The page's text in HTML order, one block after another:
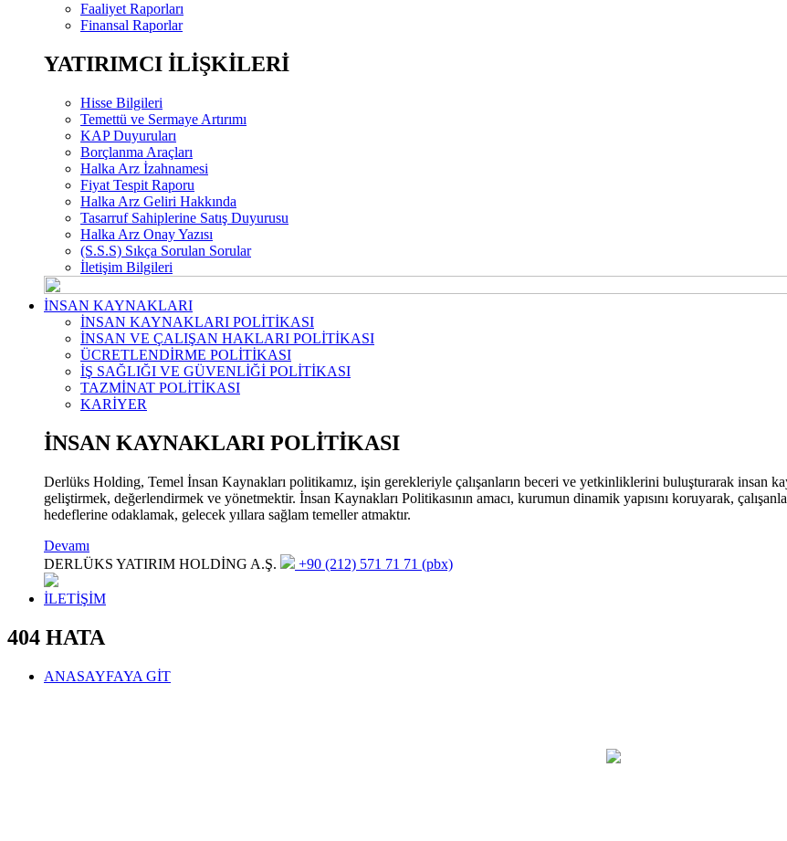
Faaliyet Raporları
Finansal Raporlar
YATIRIMCI İLİŞKİLERİ
Hisse Bilgileri
Temettü ve Sermaye Artırımı
KAP Duyuruları
Borçlanma Araçları
Halka Arz İzahnamesi
Fiyat Tespit Raporu
Halka Arz Geliri Hakkında
Tasarruf Sahiplerine Satış Duyurusu
Halka Arz Onay Yazısı
(S.S.S) Sıkça Sorulan Sorular
İletişim Bilgileri
İNSAN KAYNAKLARI
İNSAN KAYNAKLARI POLİTİKASI
İNSAN VE ÇALIŞAN HAKLARI POLİTİKASI
ÜCRETLENDİRME POLİTİKASI
İŞ SAĞLIĞI VE GÜVENLİĞİ POLİTİKASI
TAZMİNAT POLİTİKASI
KARİYER
İNSAN KAYNAKLARI POLİTİKASI
Derlüks Holding, Temel İnsan Kaynakları politikamız, işin gerekleriyle çalışanların beceri ve yetkinliklerini buluşturarak insan
geliştirmek, değerlendirmek ve yönetmektir. İnsan Kaynakları Politikasının amacı, kurumun dinamik yapısını koruyarak,
hedeflerine odaklamak, gelecek yıllara sağlam temeller atmaktır.
Devamı
DERLÜKS YATIRIM HOLDİNG A.Ş.
+90 (212) 571 71 71 (pbx)
İLETİŞİM
404 HATA
ANASAYFAYA GİT